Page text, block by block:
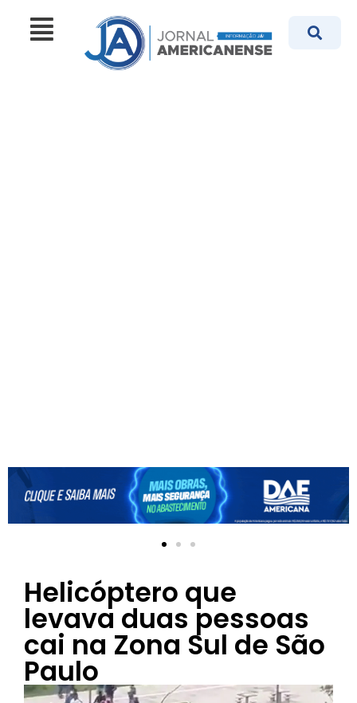
Helicóptero que
levava duas pessoas
cai na Zona Sul de São
Paulo